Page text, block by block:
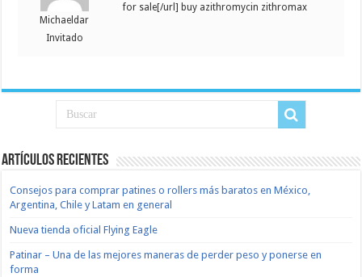
Michaeldar
Invitado
for sale[/url] buy azithromycin zithromax
Artículos recientes
Consejos para comprar patines o rollers más baratos en México,
Argentina, Chile y Latam en general
Nueva tienda oficial Flying Eagle
Patinar – Una de las mejores maneras de perder peso y ponerse en
forma